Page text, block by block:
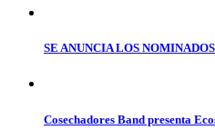
SE ANUNCIA LOS
Cosechadores Band presenta